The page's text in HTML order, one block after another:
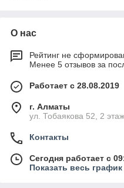
О нас
Рейтинг не
Менее 5 отзывов за
Работает с 28.08.2019
г. Алматы
ул. Тобаякова 52, 2
Контакты
Сегодня работает с
Показать весь